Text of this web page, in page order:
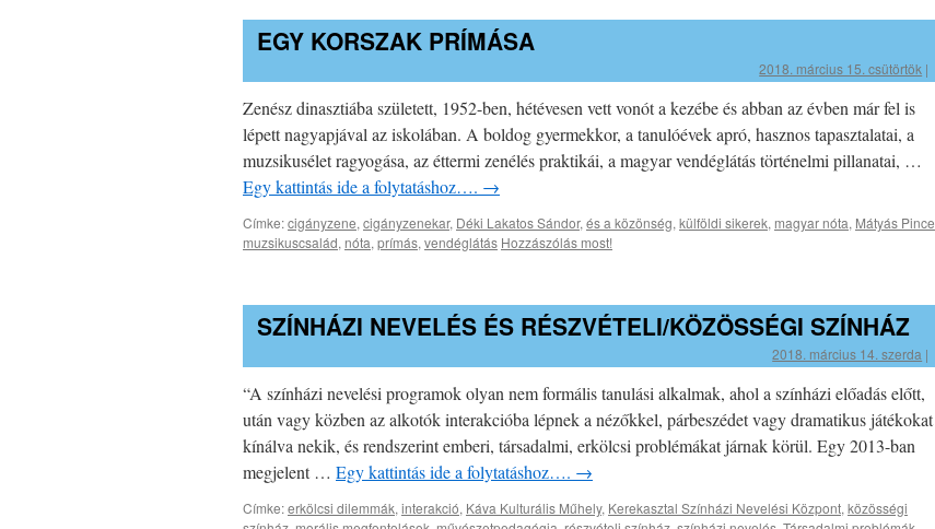
EGY KORSZAK PRÍMÁSA
2018. március 15. csütörtök |
Zenész dinasztiába született, 1952-ben, hétévesen vett vonót a kezébe és abban az évben már fel is
lépett nagyapjával az iskolában. A boldog gyermekkor, a tanulóévek apró, hasznos tapasztalatai, a
muzsikusélet ragyogása, az éttermi zenélés praktikái, a magyar vendéglátás történelmi pillanatai, …
Egy kattintás ide a folytatáshoz…. →
Címke:cigányzene, cigányzenekar, Déki Lakatos Sándor, és a közönség, külföldi sikerek, magyar nóta, Mátyás Pince
muzsikuscsalád, nóta, prímás, vendéglátás Hozzászólás most!
SZÍNHÁZI NEVELÉS ÉS RÉSZVÉTELI/KÖZÖSSÉGI SZÍNHÁZ
2018. március 14. szerda |
“A színházi nevelési programok olyan nem formális tanulási alkalmak, ahol a színházi előadás előtt,
után vagy közben az alkotók interakcióba lépnek a nézőkkel, párbeszédet vagy dramatikus játékokat
kínálva nekik, és rendszerint emberi, társadalmi, erkölcsi problémákat járnak körül. Egy 2013-ban
megjelent … Egy kattintás ide a folytatáshoz…. →
Címke:erkölcsi dilemmák, interakció, Káva Kulturális Műhely, Kerekasztal Színházi Nevelési Központ, közösségi